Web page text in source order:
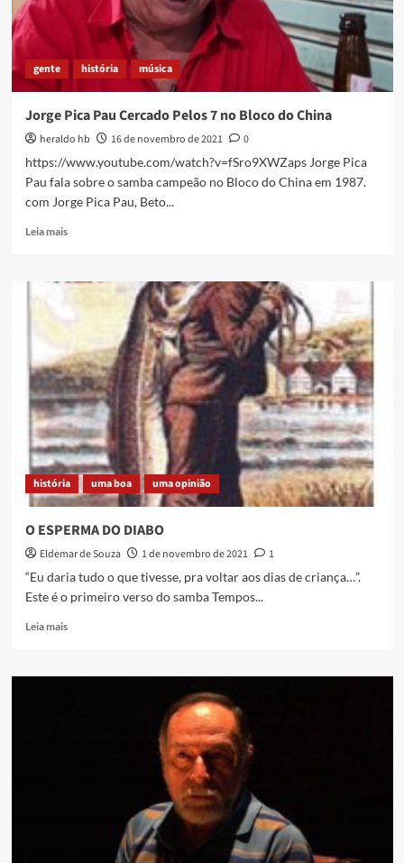
gente história música
Jorge Pica Pau Cercado Pelos 7 no Bloco do China
heraldo hb 16 de novembro de 2021
0
https://www.youtube.com/watch?v=fSro9XWZaps Jorge Pica
Pau fala sobre o samba campeão no Bloco do China em 1987.
com Jorge Pica Pau, Beto...
Leia maisRead
Jorge
Pelos
7
no
Bloco
do
China
história uma boa uma opinião
O ESPERMA DO DIABO
Eldemar de Souza 1 de novembro de 2021
1
“Eu daria tudo o que tivesse, pra voltar aos dias de criança…”.
Este é o primeiro verso do samba Tempos...
Leia maisRead
O